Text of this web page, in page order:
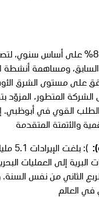
ومساهمة أنشطة
تحقق على مستوى الشرق
المتطور، المزوّد
الطلب القوي في
والأتمتة المتقدمة
الربع الثاني من نفس
في العالم